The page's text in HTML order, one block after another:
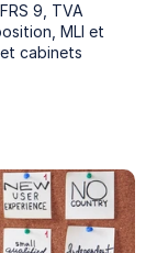
9, TVA
MLI et
cabinets